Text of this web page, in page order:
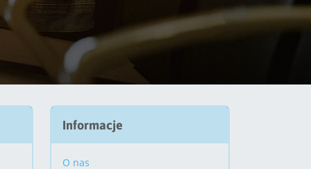
Informacje
O nas